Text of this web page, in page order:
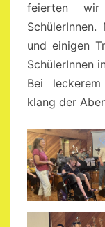
feierten
und einigen
SchülerInnen
Bei
klang der